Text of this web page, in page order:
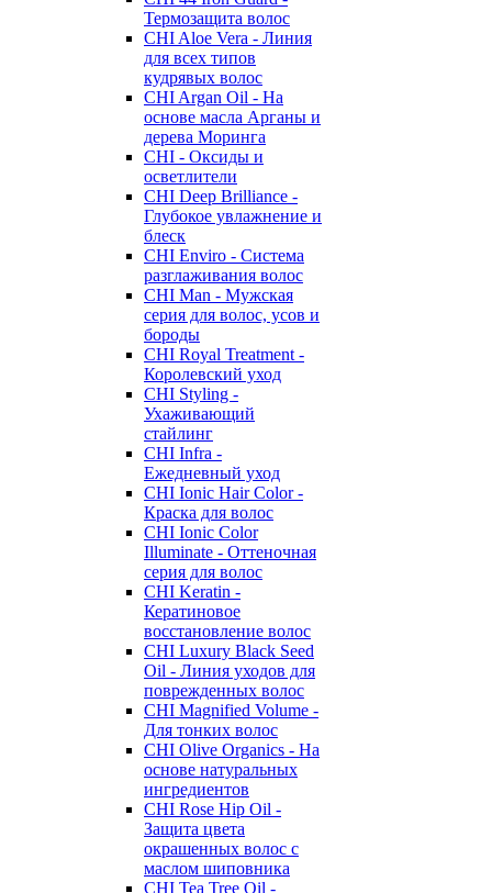
Термозащита волос
CHI Aloe Vera - Линия
для всех типов
кудрявых волос
CHI Argan Oil - На
основе масла Арганы и
дерева Моринга
CHI - Оксиды и
осветлители
CHI Deep Brilliance -
Глубокое увлажнение и
блеск
CHI Enviro - Система
разглаживания волос
CHI Man - Мужская
серия для волос, усов и
бороды
CHI Royal Treatment -
Королевский уход
CHI Styling -
Ухаживающий
стайлинг
CHI Infra -
Ежедневный уход
CHI Ionic Hair Color -
Краска для волос
CHI Ionic Color
Illuminate - Оттеночная
серия для волос
CHI Keratin -
Кератиновое
восстановление волос
CHI Luxury Black Seed
Oil - Линия уходов для
поврежденных волос
CHI Magnified Volume -
Для тонких волос
CHI Olive Organics - На
основе натуральных
ингредиентов
CHI Rose Hip Oil -
Защита цвета
окрашенных волос с
маслом шиповника
CHI Tea Tree Oil -